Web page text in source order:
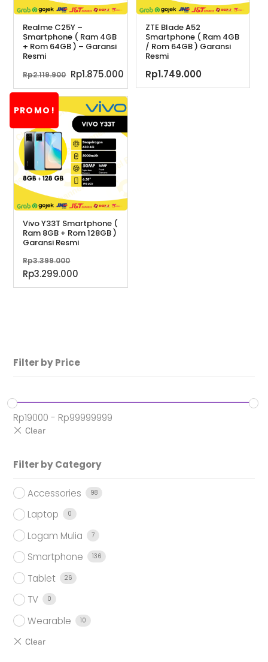
Realme C25Y –
Smartphone ( Ram 4GB
+ Rom 64GB ) – Garansi
Resmi
Rp2.119.900 Harga
aslinya
adalah:
Rp2.119.900.
Rp1.875.000 Harga
saat
ini
adalah:
ZTE Blade A52
Smartphone ( Ram 4GB
/ Rom 64GB ) Garansi
Resmi
Rp1.749.000
PROMO!
Vivo Y33T Smartphone (
Ram 8GB + Rom 128GB )
Garansi Resmi
Rp3.399.000
aslinya
adalah:
Rp3.299.000
saat
Filter by Price
Rp19000 - Rp99999999
Filter by Category
Accessories 98
Laptop 0
Logam Mulia 7
Smartphone 136
Tablet 26
TV 0
Wearable 10